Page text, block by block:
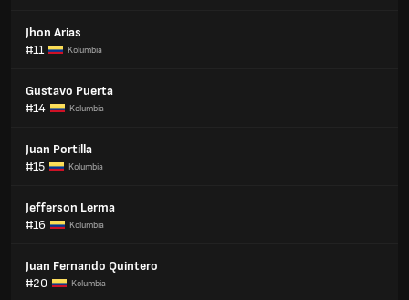
Jhon Arias
#11
Kolumbia
Gustavo Puerta
#14
Kolumbia
Juan Portilla
#15
Kolumbia
Jefferson Lerma
#16
Kolumbia
Juan Fernando Quintero
#20
Kolumbia